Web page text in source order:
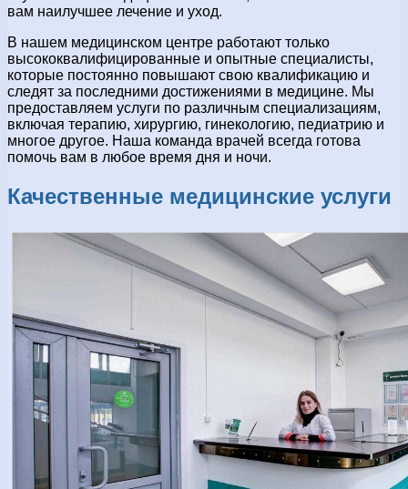
вам наилучшее лечение и уход.
В нашем медицинском центре работают только
высококвалифицированные и опытные специалисты,
которые постоянно повышают свою квалификацию и
следят за последними достижениями в медицине. Мы
предоставляем услуги по различным специализациям,
включая терапию, хирургию, гинекологию, педиатрию и
многое другое. Наша команда врачей всегда готова
помочь вам в любое время дня и ночи.
Качественные медицинские услуги